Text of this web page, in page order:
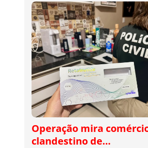
Operação mira
clandestino de…